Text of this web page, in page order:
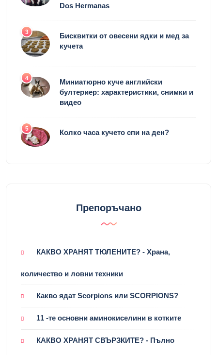
Dos Hermanas
3
Бисквитки от овесени ядки и мед за
кучета
4
Миниатюрно куче английски
бултериер: характеристики, снимки и
видео
5 Колко часа кучето спи на ден?
Препоръчано
КАКВО ХРАНЯТ ТЮЛЕНИТЕ? - Храна,
количество и ловни техники
Какво ядат Scorpions или SCORPIONS?
11 -те основни аминокиселини в котките
КАКВО ХРАНЯТ СВЪРЗКИТЕ? - Пълно